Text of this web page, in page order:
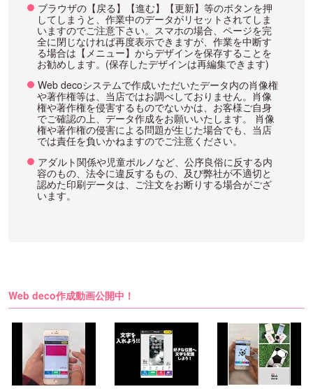
ブラウザの【戻る】【進む】【更新】等のボタンを押
してしまうと、作業中のデータがリセットされてしま
いますのでご注意下さい。スマホの場合、ページを完
全に閉じなければ再度表示できますが、作業を中断す
る場合は【メニュー】からデザインを保存することを
お勧めします。(保存したデザインは再編集できます)
Web decoシステムで作成いただいたデータ内の肖像権
や著作権等は、当店ではお調べしておりません。肖像
権や著作権を侵害するものでないかは、お客様ご自身
でご確認の上、データ作成をお願いいたします。 肖像
権や著作権の侵害による問題が生じた場合でも、当店
では責任を負いかねますのでご注意ください。
アダルト関係や児童ポルノなど、公序良俗に反する内
容のもの、法令に違反するもの、及び弊社が不適切と
認めた印刷データは、ご注文をお断りする場合がござ
います。
Web deco作成動画公開中！